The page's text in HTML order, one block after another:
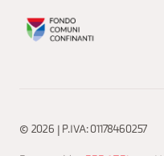
© 2026 | P.IVA: 01178460257